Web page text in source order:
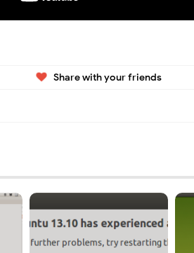
Share with your friends